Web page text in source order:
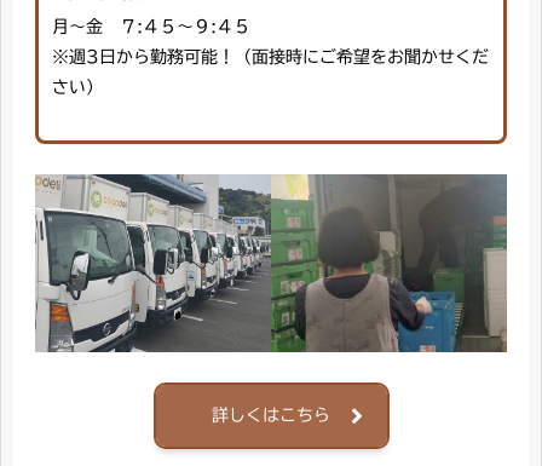
月～金 ７:４５～９:４５
※週3日から勤務可能！（面接時にご希望をお聞かせくだ
さい）
詳しくはこちら